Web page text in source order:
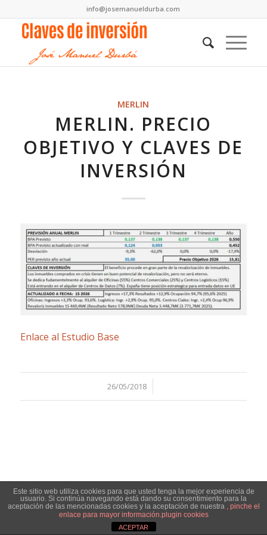
info@josemanueldurba.com
MERLIN
MERLIN. PRECIO
OBJETIVO Y CLAVES DE
INVERSIÓN
Enlace al Estudio Base
26/05/2018
/
© Copyright - Jose Manuel Durba -Enfold WordPress Theme by Kriesi
Este sitio web utiliza cookies para que usted tenga la mejor experiencia de
usuario. Si continúa navegando está dando su consentimiento para la
aceptación de las mencionadas cookies y la aceptación de nuestra , pinche el
enlace para mayor información.plugin cookies
ACEPTAR